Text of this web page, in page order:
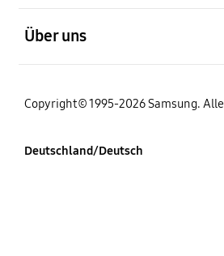
Über uns
Copyright© 1995-2026 Samsung.
Deutschland/Deutsch